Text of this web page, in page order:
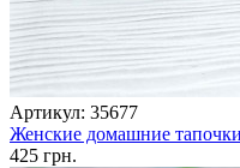
Артикул: 35677
Женские домашние
425 грн.